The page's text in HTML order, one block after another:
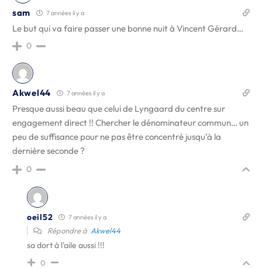
sam 7 années il y a
Le but qui va faire passer une bonne nuit à Vincent Gérard…
0
Akwel44 7 années il y a
Presque aussi beau que celui de Lyngaard du centre sur
engagement direct !! Chercher le dénominateur commun… un
peu de suffisance pour ne pas être concentré jusqu’à la
dernière seconde ?
0
oeil52 7 années il y a
Répondre à Akwel44
sa dort à l'aile aussi !!!
0